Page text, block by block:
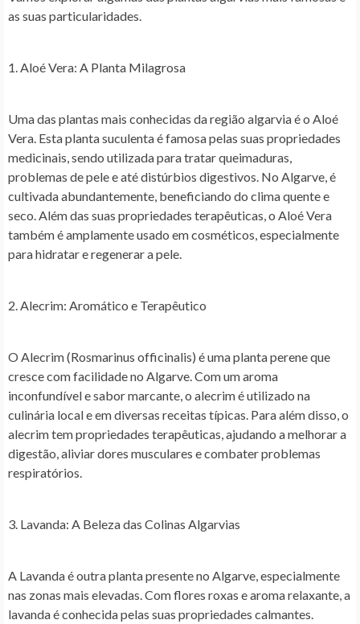
as suas particularidades.
1. Aloé Vera: A Planta Milagrosa
Uma das plantas mais conhecidas da região algarvia é o Aloé
Vera. Esta planta suculenta é famosa pelas suas propriedades
medicinais, sendo utilizada para tratar queimaduras,
problemas de pele e até distúrbios digestivos. No Algarve, é
cultivada abundantemente, beneficiando do clima quente e
seco. Além das suas propriedades terapêuticas, o Aloé Vera
também é amplamente usado em cosméticos, especialmente
para hidratar e regenerar a pele.
2. Alecrim: Aromático e Terapêutico
O Alecrim (Rosmarinus officinalis) é uma planta perene que
cresce com facilidade no Algarve. Com um aroma
inconfundível e sabor marcante, o alecrim é utilizado na
culinária local e em diversas receitas típicas. Para além disso, o
alecrim tem propriedades terapêuticas, ajudando a melhorar a
digestão, aliviar dores musculares e combater problemas
respiratórios.
3. Lavanda: A Beleza das Colinas Algarvias
A Lavanda é outra planta presente no Algarve, especialmente
nas zonas mais elevadas. Com flores roxas e aroma relaxante, a
lavanda é conhecida pelas suas propriedades calmantes.